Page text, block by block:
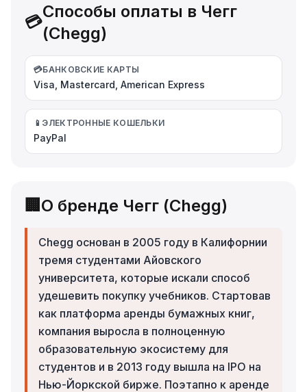
💳
Способы оплаты в Чегг
(Chegg)
💳БАНКОВСКИЕ КАРТЫ
Visa, Mastercard, American Express
📱 ЭЛЕКТРОННЫЕ КОШЕЛЬКИ
PayPal
🏢 О бренде Чегг (Chegg)
Chegg основан в 2005 году в Калифорнии
тремя студентами Айовского
университета, которые искали способ
удешевить покупку учебников. Стартовав
как платформа аренды бумажных книг,
компания выросла в полноценную
образовательную экосистему для
студентов и в 2013 году вышла на IPO на
Нью-Йоркской бирже. Поэтапно к аренде